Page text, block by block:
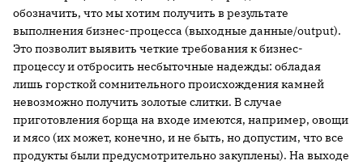
обозначить, что мы хотим получить в результате
выполнения бизнес-процесса (выходные данные/output).
Это позволит выявить четкие требования к бизнес-
процессу и отбросить несбыточные надежды: обладая
лишь горсткой сомнительного происхождения камней
невозможно получить золотые слитки. В случае
приготовления борща на входе имеются, например, овощи
и мясо (их может, конечно, и не быть, но допустим, что все
продукты были предусмотрительно закуплены). На выходе